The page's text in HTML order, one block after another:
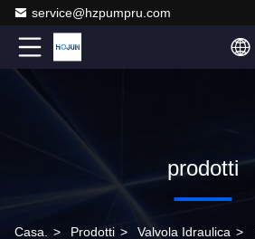
service@hzpumpru.com
prodotti
Casa. > Prodotti > Valvola Idraulica >